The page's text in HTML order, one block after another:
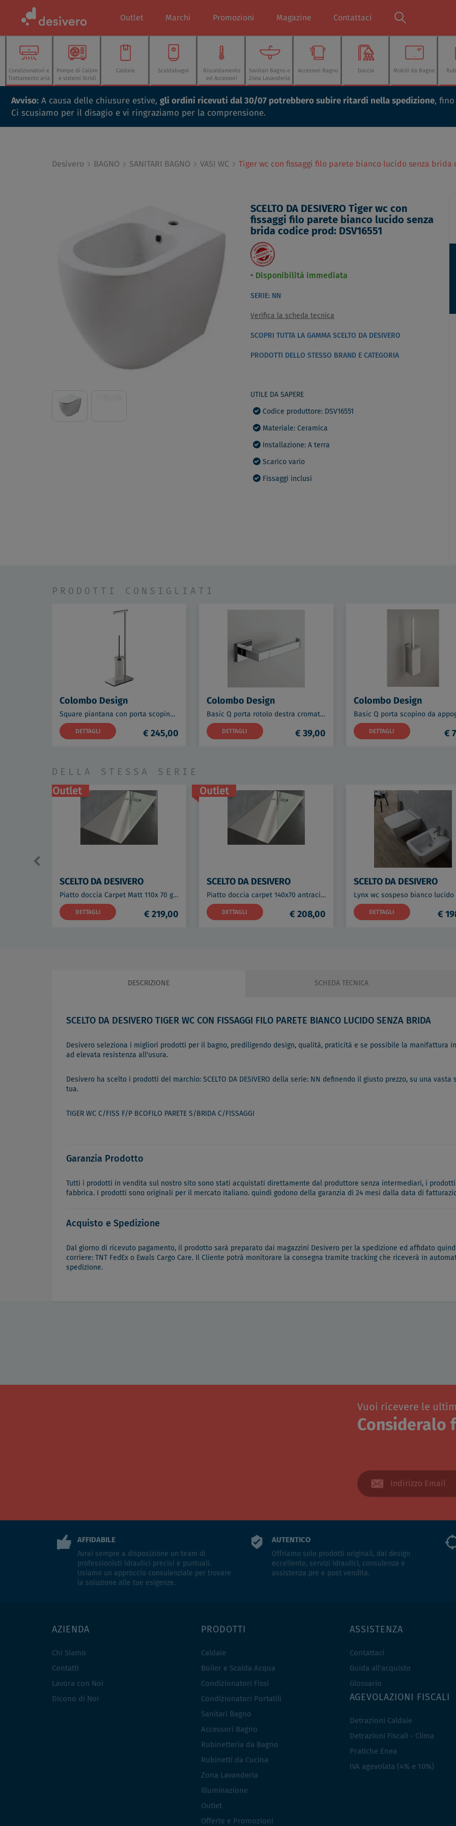
Outlet Marchi Promozioni Magazine Contattaci
Condizionatori e
Trattamento aria
Pompe di Calore
e sistemi ibridi
Caldaie Scaldabagni
Riscaldamento
ed Accessori
Sanitari Bagno e
Zona Lavanderia
Accessori Bagno Doccia Mobili da Bagno
Avviso: A causa delle chiusure estive, gli ordini ricevuti dal 30/07 potrebbero subire ritardi nella spedizione,
Ci scusiamo per il disagio e vi ringraziamo per la comprensione.
Desivero BAGNO SANITARI BAGNO VASI WC Tiger wc con fissaggi filo parete bianco lucido senza brida
SCELTO DA DESIVERO Tiger wc con
fissaggi filo parete bianco lucido senza
brida codice prod: DSV16551
Disponibilità immediata
SERIE: NN
Verifica la scheda tecnica
SCOPRI TUTTA LA GAMMA SCELTO DA DESIVERO
PRODOTTI DELLO STESSO BRAND E CATEGORIA
UTILE DA SAPERE
Codice produttore: DSV16551
Materiale: Ceramica
Installazione: A terra
Scarico vario
Fissaggi inclusi
PRODOTTI CONSIGLIATI
Colombo Design
Square piantana con porta scopino e porta rotolo cromata codice prod: B99040CR
DETTAGLI € 245,00
Colombo Design
Basic Q porta rotolo destra cromato codice prod: B3708DCR
DETTAGLI € 39,00
Colombo Design
DETTAGLI €
DELLA STESSA SERIE
Outlet
SCELTO DA DESIVERO
Piatto doccia Carpet Matt 110x 70 grigio codice prod: DSV15217GR
DETTAGLI € 219,00
Outlet
SCELTO DA DESIVERO
Piatto doccia carpet 140x70 antracite codice prod: DSV16526NE
DETTAGLI € 208,00
SCELTO DA DESIVERO
DETTAGLI €
DESCRIZIONE SCHEDA TECNICA
SCELTO DA DESIVERO TIGER WC CON FISSAGGI FILO PARETE BIANCO LUCIDO SENZA BRIDA
Desivero seleziona i migliori prodotti per il bagno, prediligendo design, qualità, praticità e se possibile la manifattura
ad elevata resistenza all'usura.
Desivero ha scelto i prodotti del marchio: SCELTO DA DESIVERO della serie: NN definendo il giusto prezzo, su una
tua.
TIGER WC C/FISS F/P BCOFILO PARETE S/BRIDA C/FISSAGGI
Garanzia Prodotto
Tutti i prodotti in vendita sul nostro sito sono stati acquistati direttamente dal produttore senza intermediari, i
fabbrica. I prodotti sono originali per il mercato italiano. quindi godono della garanzia di 24 mesi dalla data di
Acquisto e Spedizione
Dal giorno di ricevuto pagamento, il prodotto sarà preparato dai magazzini Desivero per la spedizione ed affidato
corriere: TNT FedEx o Ewals Cargo Care. Il Cliente potrà monitorare la consegna tramite tracking che riceverà in
spedizione.
Vuoi ricevere le
Consideralo
AFFIDABILE
Avrai sempre a disposizione un team di
professionisti idraulici precisi e puntuali.
Usiamo un approccio consulenziale per trovare
la soluzione alle tue esigenze.
AUTENTICO
Offriamo solo prodotti originali, dal design
eccellente, servizi idraulici, consulenza e
assistenza pre e post vendita.
AZIENDA
Chi Siamo
Contatti
Lavora con Noi
Dicono di Noi
PRODOTTI
Caldaie
Boiler e Scalda Acqua
Condizionatori Fissi
Condizionatori Portatili
Sanitari Bagno
Accessori Bagno
Rubinetteria da Bagno
Rubinetti da Cucina
Zona Lavanderia
Illuminazione
Outlet
Offerte e Promozioni
ASSISTENZA
Contattaci
Guida all'acquisto
Glossario
AGEVOLAZIONI FISCALI
Detrazioni Caldaie
Detrazioni Fiscali - Clima
Pratiche Enea
IVA agevolata (4% e 10%)